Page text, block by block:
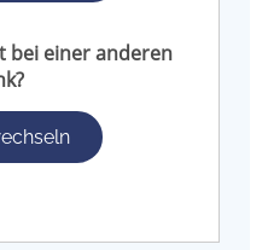
bei einer anderen